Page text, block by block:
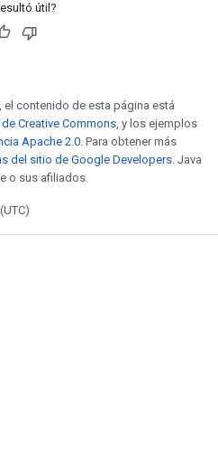
útil?
contenido de esta página está
Creative Commons, y los ejemplos
Apache 2.0. Para obtener más
del sitio de Google Developers. Java
o sus afiliados.